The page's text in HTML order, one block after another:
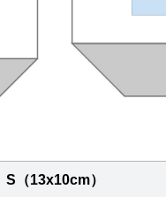
S（13x10cm）